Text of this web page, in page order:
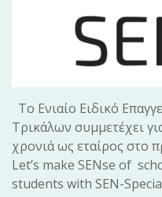
Το Ενιαίο Ειδικό
Τρικάλων συμμετέχει
χρονιά ως εταίρος στο
Let’s make SENse of
students with SEN-